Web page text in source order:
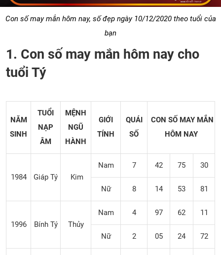
Con số may mắn hôm nay, số đẹp ngày 10/12/2020 theo tuổi của
bạn
1. Con số may mắn hôm nay cho
tuổi Tý
NĂM
SINH
TUỔI
NẠP
ÂM
MỆNH
NGŨ
HÀNH
GIỚI
TÍNH
QUÁI
SỐ
CON SỐ MAY MẮN
HÔM NAY
1984 Giáp Tý Kim
Nam 7 42 75 30
Nữ 8 14 53 81
1996 Bính Tý Thủy
Nam 4 97 62 11
Nữ 2 05 24 72